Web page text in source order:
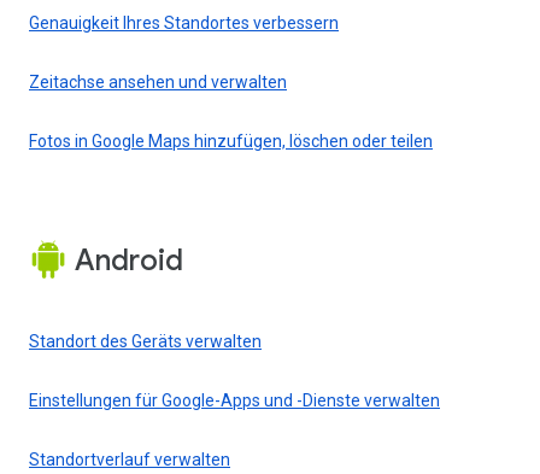
Genauigkeit Ihres Standortes verbessern
Zeitachse ansehen und verwalten
Fotos in Google Maps hinzufügen, löschen oder teilen
Android
Standort des Geräts verwalten
Einstellungen für Google-Apps und -Dienste verwalten
Standortverlauf verwalten